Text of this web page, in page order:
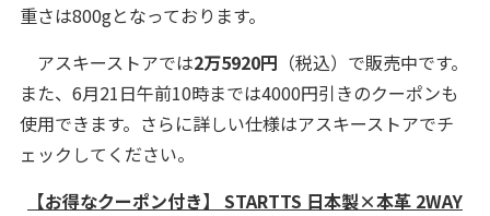
重さは800gとなっております。
アスキーストアでは2万5920円 （税込）で販売中です。
また、6月21日午前10時までは4000円引きのクーポンも
使用できます。さらに詳しい仕様はアスキーストアでチ
ェックしてください。
【お得なクーポン付き】 STARTTS 日本製×本革 2WAY